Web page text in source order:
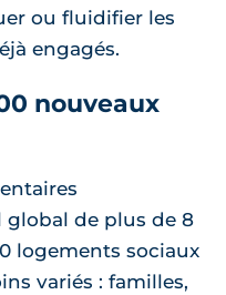
ou fluidifier les
engagés.
nouveaux
de plus de 8
logements sociaux
variés : familles,